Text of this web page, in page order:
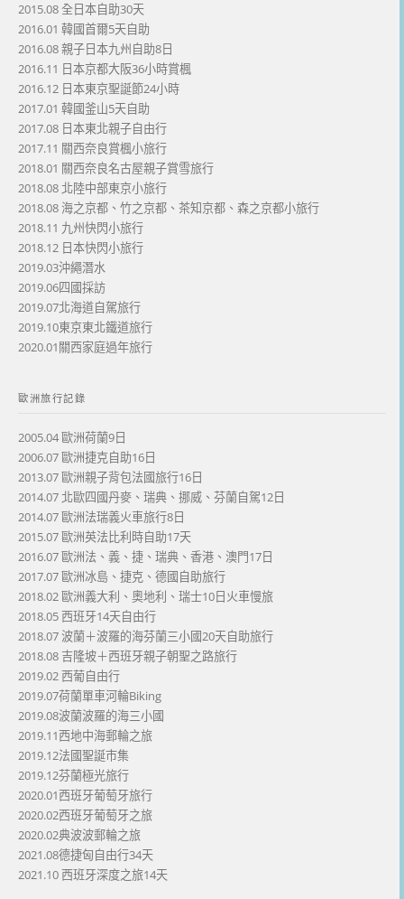
2015.08 全日本自助30天
2016.01 韓國首爾5天自助
2016.08 親子日本九州自助8日
2016.11 日本京都大阪36小時賞楓
2016.12 日本東京聖誕節24小時
2017.01 韓國釜山5天自助
2017.08 日本東北親子自由行
2017.11 關西奈良賞楓小旅行
2018.01 關西奈良名古屋親子賞雪旅行
2018.08 北陸中部東京小旅行
2018.08 海之京都、竹之京都、茶知京都、森之京都小旅行
2018.11 九州快閃小旅行
2018.12 日本快閃小旅行
2019.03沖繩潛水
2019.06四國採訪
2019.07北海道自駕旅行
2019.10東京東北鐵道旅行
2020.01關西家庭過年旅行
歐洲旅行記錄
2005.04 歐洲荷蘭9日
2006.07 歐洲捷克自助16日
2013.07 歐洲親子背包法國旅行16日
2014.07 北歐四國丹麥、瑞典、挪威、芬蘭自駕12日
2014.07 歐洲法瑞義火車旅行8日
2015.07 歐洲英法比利時自助17天
2016.07 歐洲法、義、捷、瑞典、香港、澳門17日
2017.07 歐洲冰島、捷克、德國自助旅行
2018.02 歐洲義大利、奧地利、瑞士10日火車慢旅
2018.05 西班牙14天自由行
2018.07 波蘭＋波羅的海芬蘭三小國20天自助旅行
2018.08 吉隆坡＋西班牙親子朝聖之路旅行
2019.02 西葡自由行
2019.07荷蘭單車河輪Biking
2019.08波蘭波羅的海三小國
2019.11西地中海郵輪之旅
2019.12法國聖誕市集
2019.12芬蘭極光旅行
2020.01西班牙葡萄牙旅行
2020.02西班牙葡萄牙之旅
2020.02典波波郵輪之旅
2021.08德捷匈自由行34天
2021.10 西班牙深度之旅14天